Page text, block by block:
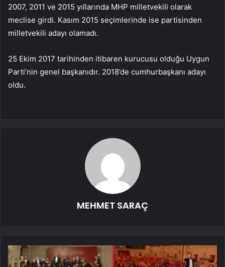
2007, 2011 ve 2015 yıllarında MHP milletvekili olarak
meclise girdi. Kasım 2015 seçimlerinde ise partisinden
milletvekili adayı olamadı.
25 Ekim 2017 tarihinden itibaren kurucusu olduğu Uygun
Parti’nin genel başkanıdır. 2018’de cumhurbaşkanı adayı
oldu.
MEHMET SARAÇ